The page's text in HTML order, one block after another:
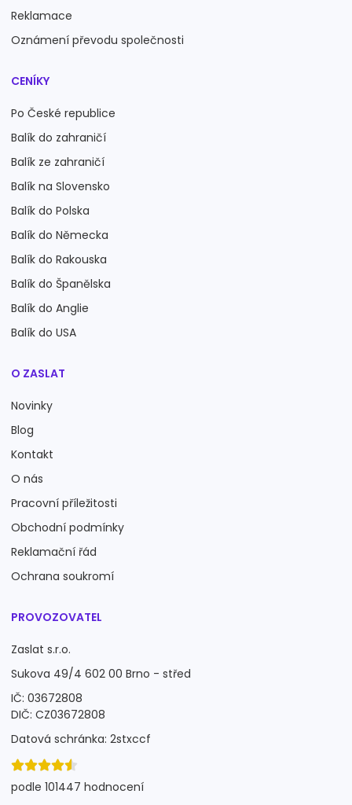
Reklamace
Oznámení převodu společnosti
CENÍKY
Po České republice
Balík do zahraničí
Balík ze zahraničí
Balík na Slovensko
Balík do Polska
Balík do Německa
Balík do Rakouska
Balík do Španělska
Balík do Anglie
Balík do USA
O ZASLAT
Novinky
Blog
Kontakt
O nás
Pracovní příležitosti
Obchodní podmínky
Reklamační řád
Ochrana soukromí
PROVOZOVATEL
Zaslat s.r.o.
Sukova 49/4 602 00 Brno - střed
IČ: 03672808
DIČ: CZ03672808
Datová schránka: 2stxccf
podle 101447 hodnocení